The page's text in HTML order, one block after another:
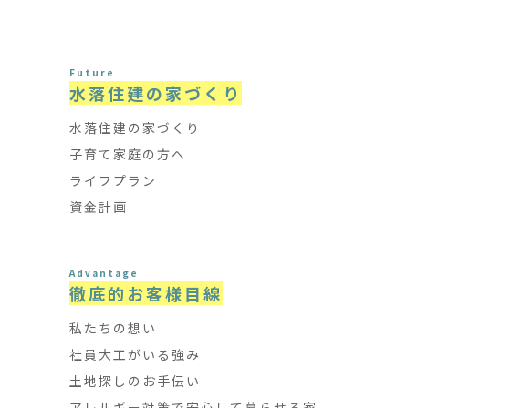
Future
水落住建の家づくり
水落住建の家づくり
子育て家庭の方へ
ライフプラン
資金計画
Advantage
徹底的お客様目線
私たちの想い
社員大工がいる強み
土地探しのお手伝い